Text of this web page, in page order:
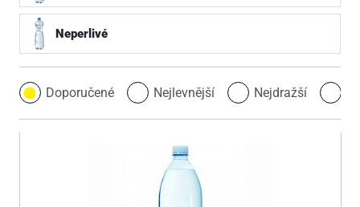
Neperlivé
Doporučené Nejlevnější Nejdražší